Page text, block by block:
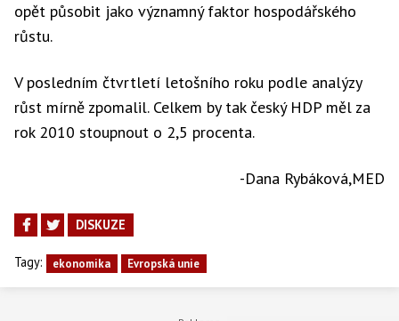
opět působit jako významný faktor hospodářského
růstu.
V posledním čtvrtletí letošního roku podle analýzy
růst mírně zpomalil. Celkem by tak český HDP měl za
rok 2010 stoupnout o 2,5 procenta.
-Dana Rybáková,MED
DISKUZE
Tagy: ekonomika Evropská unie